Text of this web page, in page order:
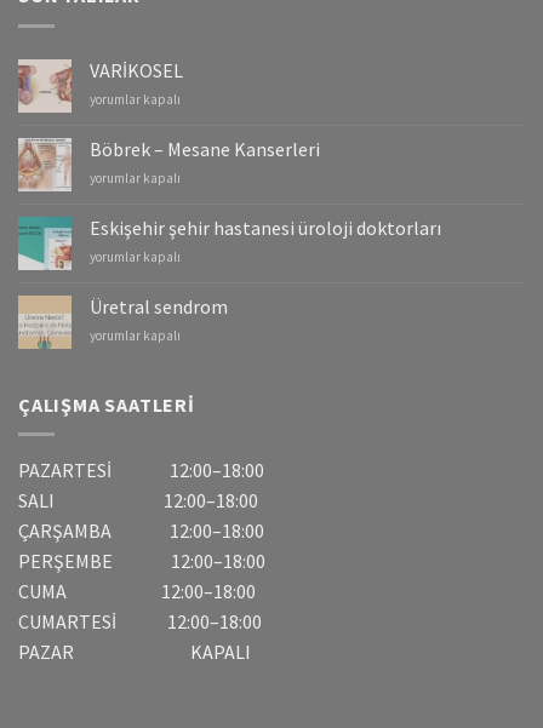
VARİKOSEL
VARİKOSEL
yorumlar kapalı
Böbrek – Mesane Kanserleri
Böbrek
Mesane
Kanserleri
için
yorumlar kapalı
Eskişehir şehir hastanesi üroloji doktorları
Eskişehir
hastanesi
üroloji
doktorları
yorumlar kapalı
Üretral sendrom
Üretral
yorumlar kapalı
ÇALIŞMA SAATLERI
PAZARTESİ 12:00–18:00
SALI 12:00–18:00
ÇARŞAMBA 12:00–18:00
PERŞEMBE 12:00–18:00
CUMA 12:00–18:00
CUMARTESİ 12:00–18:00
PAZAR KAPALI